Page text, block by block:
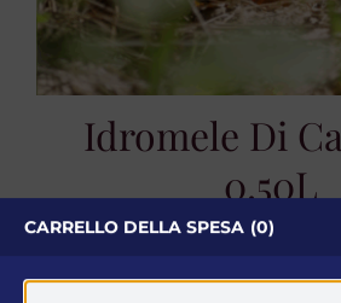
Idromele Di
0.50L
Idromele
15,00€
CARRELLO DELLA SPESA 0